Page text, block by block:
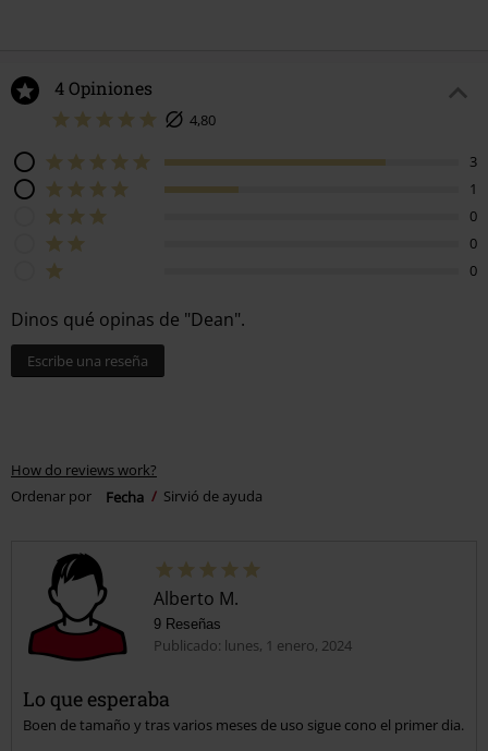
4 Opiniones
4,80
3
1
0
0
0
Dinos qué opinas de "Dean".
Escribe una reseña
How do reviews work?
Ordenar por
Fecha Sirvió de ayuda
Alberto M.
9 Reseñas
Publicado: lunes, 1 enero, 2024
Lo que esperaba
Boen de tamaño y tras varios meses de uso sigue cono el primer dia.